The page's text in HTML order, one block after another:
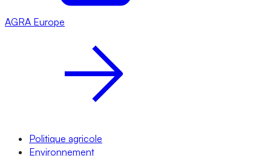
AGRA Europe
Politique agricole
Environnement